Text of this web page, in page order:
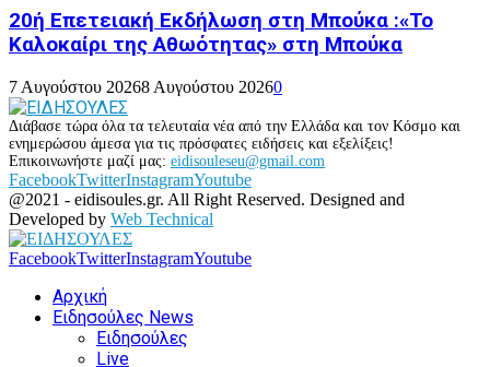
20ή Επετειακή Εκδήλωση στη Μπούκα :«Το
Καλοκαίρι της Αθωότητας» στη Μπούκα
7 Αυγούστου 20268 Αυγούστου 20260
Διάβασε τώρα όλα τα τελευταία νέα από την Ελλάδα και τον Κόσμο και
ενημερώσου άμεσα για τις πρόσφατες ειδήσεις και εξελίξεις!
Επικοινωνήστε μαζί μας: eidisouleseu@gmail.com
FacebookTwitterInstagramYoutube
@2021 - eidisoules.gr. All Right Reserved. Designed and
Developed by Web Technical
FacebookTwitterInstagramYoutube
Αρχική
Ειδησούλες News
Ειδησούλες
Live